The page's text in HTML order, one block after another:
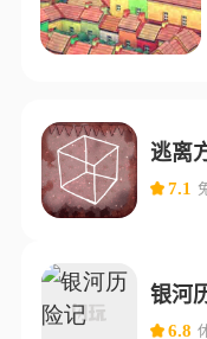
逃离
7.1
银河
6.8